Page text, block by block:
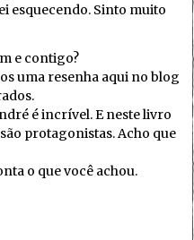
esquecendo. Sinto muito
e contigo?
uma resenha aqui no blog
é incrível. E neste livro
protagonistas. Acho que
o que você achou.